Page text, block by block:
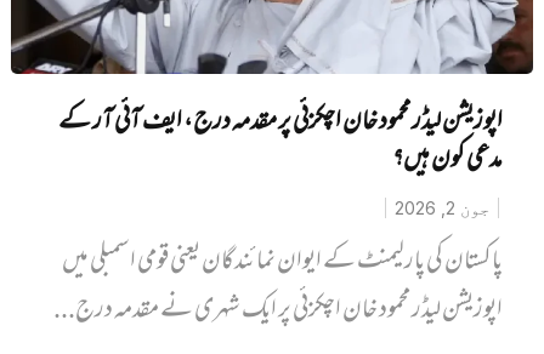
اپوزیشن لیڈر محمود خان اچکزئی پر مقدمہ درج، ایف آئی آر کے
مدعی کون ہیں؟
جون 2, 2026
پاکستان کی پارلیمنٹ کے ایوان نمائندگان یعنی قومی اسمبلی میں‌
اپوزیشن لیڈر محمود خان اچکزئی پر ایک شہری نے مقدمہ درج...